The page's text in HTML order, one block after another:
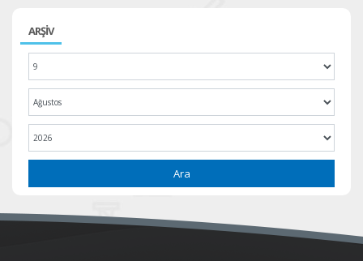
ARŞİV
Ara